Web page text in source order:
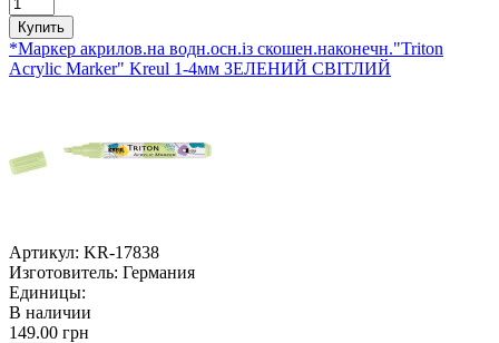
Купить
*Маркер акрилов.на водн.осн.із скошен.наконечн."Triton
Acrylic Marker" Kreul 1-4мм ЗЕЛЕНИЙ СВІТЛИЙ
Артикул: KR-17838
Изготовитель: Германия
Единицы:
В наличии
149.00 грн